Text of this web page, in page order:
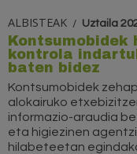
ALBISTEAK Uztaila
kontrola
baten bidez
Kontsumobidek
alokairuko
informazio-araudia
eta higiezinen
hilabeteetan